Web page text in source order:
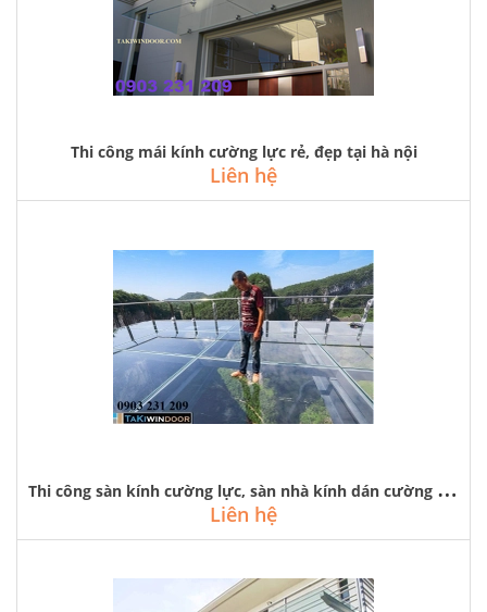
Thi công mái kính cường lực rẻ, đẹp tại hà nội
Liên hệ
T
hi công sàn kính cường lực, sàn nhà kính dán cường lực tại hà nội
Liên hệ